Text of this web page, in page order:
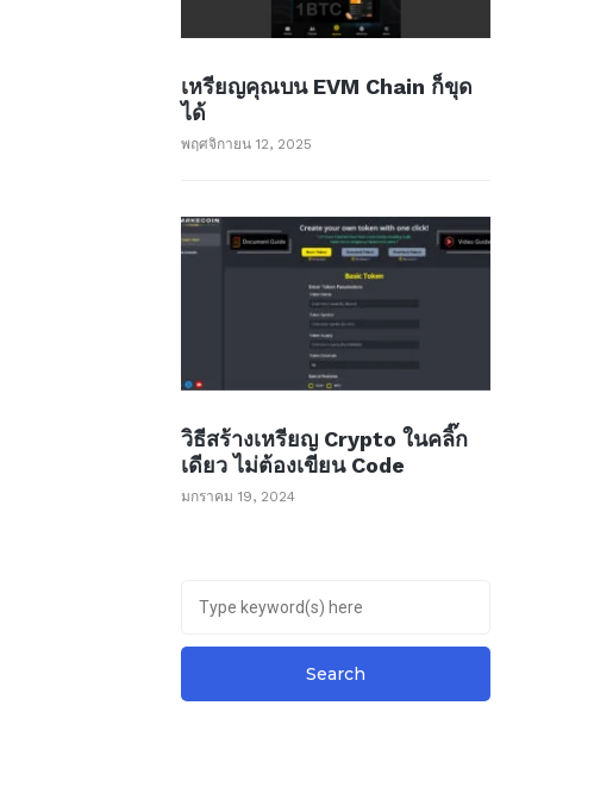
เหรียญคุณบน EVM Chain ก็ขุด
ได้
พฤศจิกายน 12, 2025
วิธีสร้างเหรียญ Crypto ในคลิ๊ก
เดียว ไม่ต้องเขียน Code
มกราคม 19, 2024